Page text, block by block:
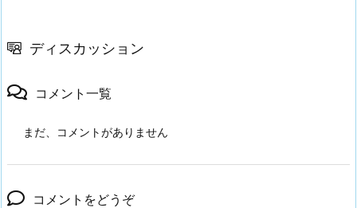
ディスカッション
コメント一覧
まだ、コメントがありません
コメントをどうぞ